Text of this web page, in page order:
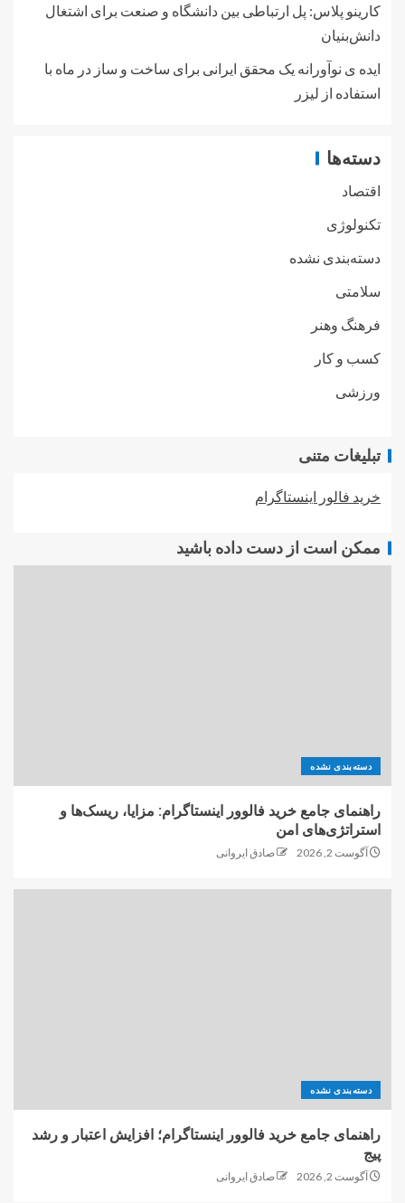
کارینو پلاس: پل ارتباطی بین دانشگاه و صنعت برای اشتغال
دانش‌بنیان
ایده ی نوآورانه یک محقق ایرانی برای ساخت و ساز در ماه با
استفاده از لیزر
دسته‌ها
اقتصاد
تکنولوژی
دسته‌بندی نشده
سلامتی
فرهنگ وهنر
کسب و کار
ورزشی
تبلیغات متنی
خرید فالور اینستاگرام
ممکن است از دست داده باشید
دسته‌بندی نشده
راهنمای جامع خرید فالوور اینستاگرام: مزایا، ریسک‌ها و
استراتژی‌های امن
آگوست 2, 2026 صادق ایروانی
دسته‌بندی نشده
راهنمای جامع خرید فالوور اینستاگرام؛ افزایش اعتبار و رشد
پیج
آگوست 2, 2026 صادق ایروانی